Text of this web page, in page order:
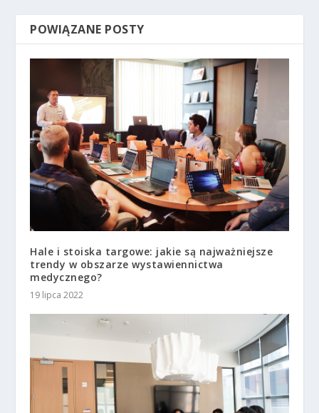
POWIĄZANE POSTY
Hale i stoiska targowe: jakie są najważniejsze
trendy w obszarze wystawiennictwa
medycznego?
19 lipca 2022